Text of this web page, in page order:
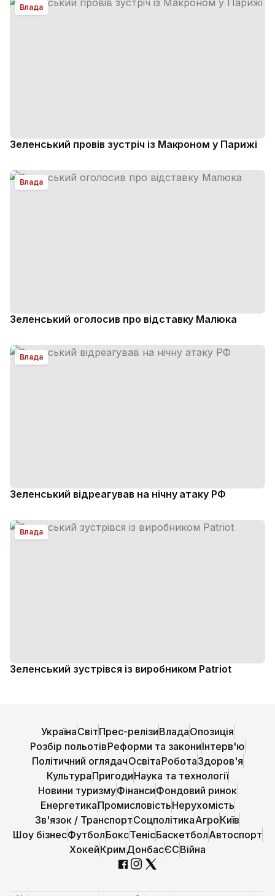
Влада
Зеленський провів зустріч із Макроном у Парижі
Влада
Зеленський оголосив про відставку Малюка
Влада
Зеленський відреагував на нічну атаку РФ
Влада
Зеленський зустрівся із виробником Patriot
УкраїнаСвітПрес-релізиВладаОпозиція
Розбір польотівРеформи та закониІнтерв'ю
Політичний оглядачОсвітаРоботаЗдоров'я
КультураПригодиНаука та технології
Новини туризмуФінансиФондовий ринок
ЕнергетикаПромисловістьНерухомість
Зв'язок / ТранспортСоцполітикаАгроКиїв
Шоу бізнесФутболБоксТенісБаскетболАвтоспорт
ХокейКримДонбасЄСВійна